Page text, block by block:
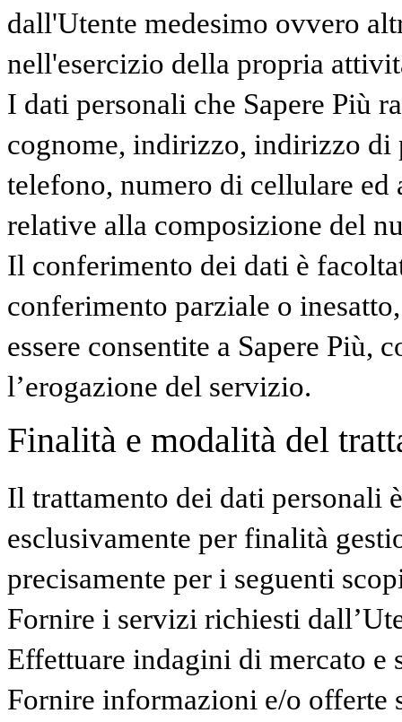
dall'Utente medesimo ovvero
nell'esercizio della propria
I dati personali che Sapere Più
cognome, indirizzo, indirizzo di
telefono, numero di cellulare
relative alla composizione del
Il conferimento dei dati è
conferimento parziale o
essere consentite a Sapere Più,
l’erogazione del servizio.
Finalità e modalità del
Il trattamento dei dati personali
esclusivamente per finalità
precisamente per i seguenti
Fornire i servizi richiesti
Effettuare indagini di mercato e
Fornire informazioni e/o